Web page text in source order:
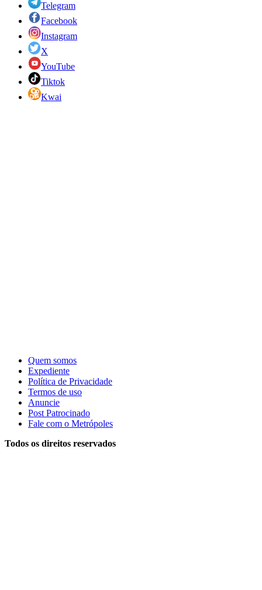
Telegram
Facebook
Instagram
X
YouTube
Tiktok
Kwai
Quem somos
Expediente
Política de Privacidade
Termos de uso
Anuncie
Post Patrocinado
Fale com o Metrópoles
Todos os direitos reservados